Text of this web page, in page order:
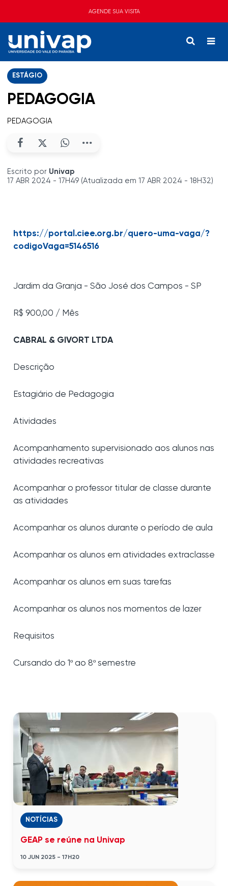
AGENDE SUA VISITA
ESTÁGIO
PEDAGOGIA
PEDAGOGIA
Escrito por Univap
17 ABR 2024 - 17H49 (Atualizada em 17 ABR 2024 - 18H32)
https://portal.ciee.org.br/quero-uma-vaga/?
codigoVaga=5146516
Jardim da Granja - São José dos Campos - SP
R$ 900,00 / Mês
CABRAL & GIVORT LTDA
Descrição
Estagiário de Pedagogia
Atividades
Acompanhamento supervisionado aos alunos nas
atividades recreativas
Acompanhar o professor titular de classe durante
as atividades
Acompanhar os alunos durante o período de aula
Acompanhar os alunos em atividades extraclasse
Acompanhar os alunos em suas tarefas
Acompanhar os alunos nos momentos de lazer
Requisitos
Cursando do 1º ao 8º semestre
NOTÍCIAS
GEAP se reúne na Univap
10 JUN 2025 - 17H20